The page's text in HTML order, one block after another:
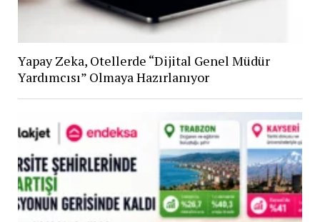
Yapay Zeka, Otellerde “Dijital Genel Müdür
Yardımcısı” Olmaya Hazırlanıyor